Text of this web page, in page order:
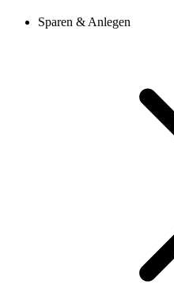
Sparen & Anlegen